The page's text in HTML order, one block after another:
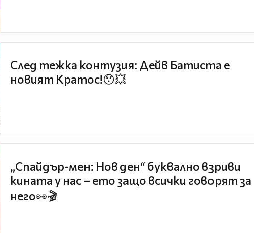
След тежка контузия: Дейв Батиста е
новият Кратос!😯💥
„Спайдър-мен: Нов ден“ буквално взриви
кината у нас – ето защо всички говорят за
него👀🎬